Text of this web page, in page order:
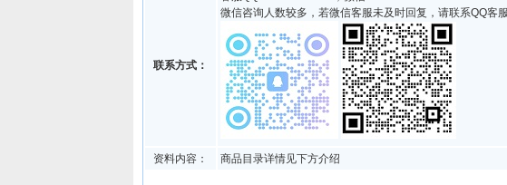
联系方式：
微信咨询人数较多，若微信客服未及时回复，请联系QQ客服
资料内容： 商品目录详情见下方介绍